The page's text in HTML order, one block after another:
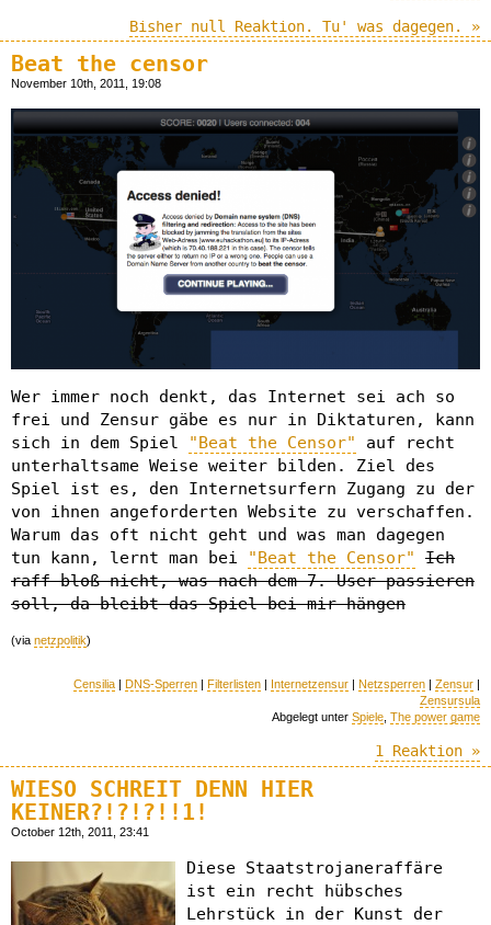
Bisher null Reaktion. Tu' was dagegen. »
Beat the censor
November 10th, 2011, 19:08
Wer immer noch denkt, das Internet sei ach so
frei und Zensur gäbe es nur in Diktaturen, kann
sich in dem Spiel
"Beat the Censor"
auf recht
unterhaltsame Weise weiter bilden. Ziel des
Spiel ist es, den Internetsurfern Zugang zu der
von ihnen angeforderten Website zu verschaffen.
Warum das oft nicht geht und was man dagegen
tun kann, lernt man bei
"Beat the Censor"
Ich
raff bloß nicht, was nach dem 7. User passieren
soll, da bleibt das Spiel bei mir hängen
(via netzpolitik)
Censilia DNS-Sperren Filterlisten Internetzensur Netzsperren Zensur
Zensursula
Abgelegt unter Spiele, The power game
1 Reaktion »
WIESO SCHREIT DENN HIER
KEINER?!?!?!!1!
October 12th, 2011, 23:41
Diese Staatstrojaneraffäre
ist ein recht hübsches
Lehrstück in der Kunst der